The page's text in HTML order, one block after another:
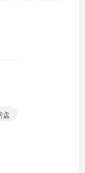
盘